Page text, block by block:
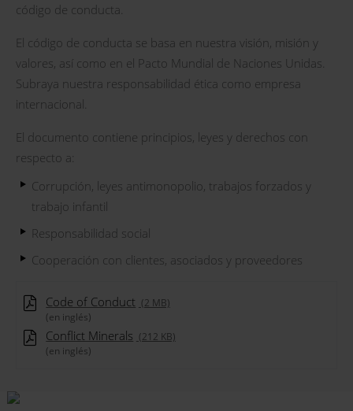
código de conducta.
El código de conducta se basa en nuestra visión, misión y
valores, así como en el Pacto Mundial de Naciones Unidas.
Subraya nuestra responsabilidad ética como empresa
internacional.
El documento contiene principios, leyes y derechos con
respecto a:
Corrupción, leyes antimonopolio, trabajos forzados y
trabajo infantil
Responsabilidad social
Cooperación con clientes, asociados y proveedores
Code of Conduct (2 MB)
(en inglés)
Conflict Minerals (212 KB)
(en inglés)